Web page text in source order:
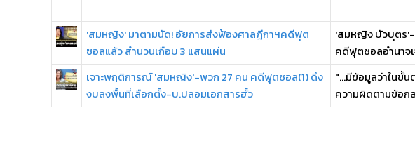
'สมหญิง' มาตามนัด! อัยการส่งฟ้องศาลฎีกาฯคดีฟุต
ซอลแล้ว สำนวนเกือบ 3 แสนแผ่น
'สมหญิง บัวบุตร'-
คดีฟุตซอลอำนาจ
เจาะพฤติการณ์ 'สมหญิง'-พวก 27 คน คดีฟุตซอล(1) ดึง
งบลงพื้นที่เลือกตั้ง-บ.ปลอมเอกสารฮั้ว
"...มีข้อมูลว่าในขั้
ความผิดตามข้อกล่